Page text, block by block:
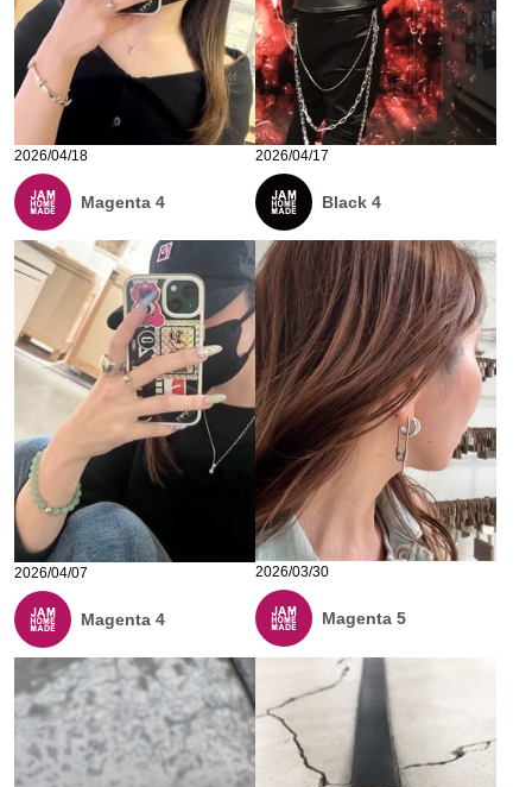
2026/04/18
Magenta 4
2026/04/17
Black 4
2026/04/07
Magenta 4
2026/03/30
Magenta 5